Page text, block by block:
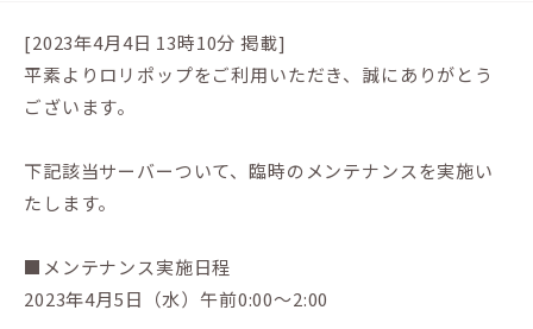
[2023年4月4日 13時10分 掲載]
平素よりロリポップをご利用いただき、誠にありがとう
ございます。
下記該当サーバーついて、臨時のメンテナンスを実施い
たします。
■メンテナンス実施日程
2023年4月5日（水）午前0:00～2:00